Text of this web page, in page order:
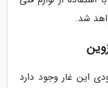
شد.
این غار وجود دارد